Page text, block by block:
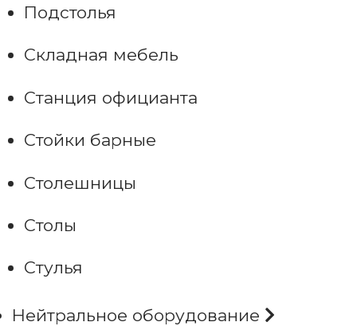
Подстолья
Складная мебель
Станция официанта
Стойки барные
Столешницы
Столы
Стулья
Нейтральное оборудование